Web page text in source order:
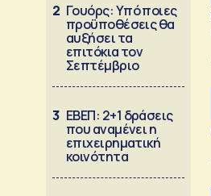
2 Γουόρς: Υπό ποιες
προϋποθέσεις θα
αυξήσει τα
επιτόκια τον
Σεπτέμβριο
3 ΕΒΕΠ: 2+1 δράσεις
που αναμένει η
επιχειρηματική
κοινότητα